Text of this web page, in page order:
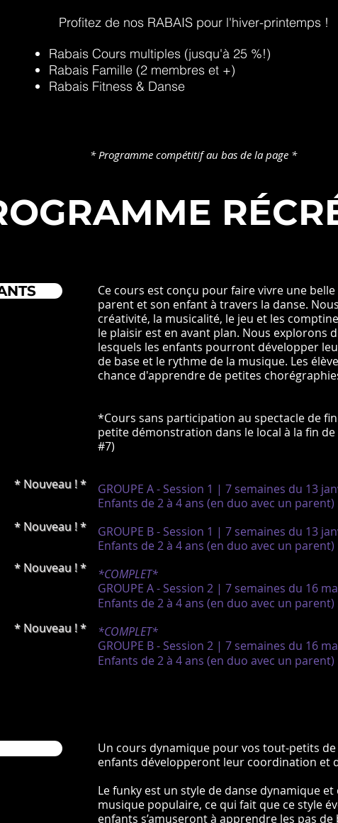
Profitez de nos RABAIS pour l'hiver-printemps !
Rabais Cours multiples (jusqu'à 25 %!)
Rabais Famille (2 membres et +)
Rabais Fitness & Danse
* Programme compétitif au bas de la page *
* Nouveau ! *
* Nouveau ! *
* Nouveau ! *
* Nouveau ! *
Ce cours est conçu pour faire vivre une
parent et son enfant à travers la danse.
créativité, la musicalité, le jeu et les
le plaisir est en avant plan. Nous explorons
lesquels les enfants pourront développer
de base et le rythme de la musique. Les
chance d'apprendre de petites
*Cours sans participation au spectacle de
petite démonstration dans le local à la fin
#7)
GROUPE A - Session 1 | 7 semaines du 13
Enfants de 2 à 4 ans (en duo avec un
GROUPE B - Session 1 | 7 semaines du 13
Enfants de 2 à 4 ans (en duo avec un
*COMPLET*
GROUPE A - Session 2 | 7 semaines du 16
Enfants de 2 à 4 ans (en duo avec un
*COMPLET*
GROUPE B - Session 2 | 7 semaines du 16
Enfants de 2 à 4 ans (en duo avec un
Un cours dynamique pour vos tout-petits
enfants développeront leur coordination et
Le funky est un style de danse dynamique
musique populaire, ce qui fait que ce style
enfants s’amuseront à apprendre les pas